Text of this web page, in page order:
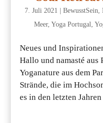
7. Juli 2021 |BewusstSein,
Meer, Yoga Portugal,
Neues und
Hallo und namasté aus
Yoganature aus dem
Strände, die im
es in den letzten